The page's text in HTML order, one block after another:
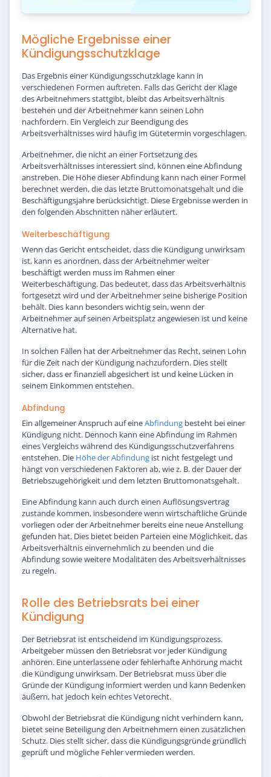
Mögliche Ergebnisse einer
Kündigungsschutzklage
Das Ergebnis einer Kündigungsschutzklage kann in
verschiedenen Formen auftreten. Falls das Gericht der Klage
des Arbeitnehmers stattgibt, bleibt das Arbeitsverhältnis
bestehen und der Arbeitnehmer kann seinen Lohn
nachfordern. Ein Vergleich zur Beendigung des
Arbeitsverhältnisses wird häufig im Gütetermin vorgeschlagen.
Arbeitnehmer, die nicht an einer Fortsetzung des
Arbeitsverhältnisses interessiert sind, können eine Abfindung
anstreben. Die Höhe dieser Abfindung kann nach einer Formel
berechnet werden, die das letzte Bruttomonatsgehalt und die
Beschäftigungsjahre berücksichtigt. Diese Ergebnisse werden in
den folgenden Abschnitten näher erläutert.
Weiterbeschäftigung
Wenn das Gericht entscheidet, dass die Kündigung unwirksam
ist, kann es anordnen, dass der Arbeitnehmer weiter
beschäftigt werden muss im Rahmen einer
Weiterbeschäftigung. Das bedeutet, dass das Arbeitsverhältnis
fortgesetzt wird und der Arbeitnehmer seine bisherige Position
behält. Dies kann besonders wichtig sein, wenn der
Arbeitnehmer auf seinen Arbeitsplatz angewiesen ist und keine
Alternative hat.
In solchen Fällen hat der Arbeitnehmer das Recht, seinen Lohn
für die Zeit nach der Kündigung nachzufordern. Dies stellt
sicher, dass er finanziell abgesichert ist und keine Lücken in
seinem Einkommen entstehen.
Abfindung
Ein allgemeiner Anspruch auf eineAbfindung besteht bei einer
Kündigung nicht. Dennoch kann eine Abfindung im Rahmen
eines Vergleichs während des Kündigungsschutzverfahrens
entstehen. Die Höhe der Abfindung ist nicht festgelegt und
hängt von verschiedenen Faktoren ab, wie z. B. der Dauer der
Betriebszugehörigkeit und dem letzten Bruttomonatsgehalt.
Eine Abfindung kann auch durch einen Auflösungsvertrag
zustande kommen, insbesondere wenn wirtschaftliche Gründe
vorliegen oder der Arbeitnehmer bereits eine neue Anstellung
gefunden hat. Dies bietet beiden Parteien eine Möglichkeit, das
Arbeitsverhältnis einvernehmlich zu beenden und die
Abfindung sowie weitere Modalitäten des Arbeitsverhältnisses
zu regeln.
Rolle des Betriebsrats bei einer
Kündigung
Der Betriebsrat ist entscheidend im Kündigungsprozess.
Arbeitgeber müssen den Betriebsrat vor jeder Kündigung
anhören. Eine unterlassene oder fehlerhafte Anhörung macht
die Kündigung unwirksam. Der Betriebsrat muss über die
Gründe der Kündigung informiert werden und kann Bedenken
äußern, hat jedoch kein echtes Vetorecht.
Obwohl der Betriebsrat die Kündigung nicht verhindern kann,
bietet seine Beteiligung den Arbeitnehmern einen zusätzlichen
Schutz. Dies stellt sicher, dass die Kündigungsgründe gründlich
geprüft und mögliche Fehler vermieden werden.